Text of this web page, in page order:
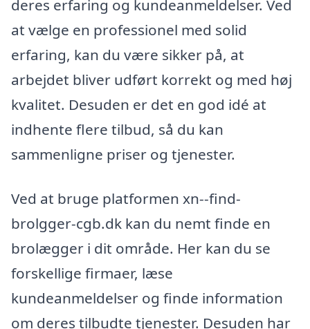
deres erfaring og kundeanmeldelser. Ved
at vælge en professionel med solid
erfaring, kan du være sikker på, at
arbejdet bliver udført korrekt og med høj
kvalitet. Desuden er det en god idé at
indhente flere tilbud, så du kan
sammenligne priser og tjenester.
Ved at bruge platformen xn--find-
brolgger-cgb.dk kan du nemt finde en
brolægger i dit område. Her kan du se
forskellige firmaer, læse
kundeanmeldelser og finde information
om deres tilbudte tjenester. Desuden har